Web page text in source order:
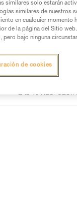
páginas de
búsqueda
LAS 15
similares solo estarán
similares de nuestros
en cualquier momento
de la página del Sitio
pero bajo ninguna
de cookies